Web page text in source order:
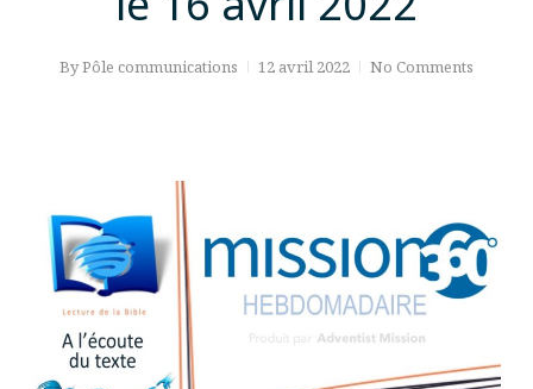
ByPôle communications 12 avril 2022 No Comments